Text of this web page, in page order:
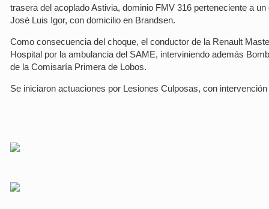
trasera del acoplado Astivia, dominio FMV 316 perteneciente a
José Luis Igor, con domicilio en Brandsen.
Como consecuencia del choque, el conductor de la Renault
Hospital por la ambulancia del SAME, interviniendo además
de la Comisaría Primera de Lobos.
Se iniciaron actuaciones por Lesiones Culposas, con